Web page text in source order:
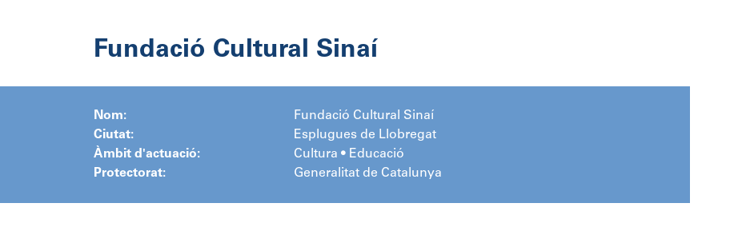
Fundació Cultural Sinaí
Nom:
Fundació Cultural Sinaí
Ciutat:
Esplugues de Llobregat
Àmbit d'actuació:
Cultura • Educació
Protectorat:
Generalitat de Catalunya